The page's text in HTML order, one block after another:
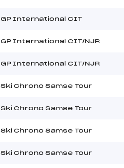
GP International CIT
GP International CIT/NJR
GP International CIT/NJR
Ski Chrono Samse Tour
Ski Chrono Samse Tour
Ski Chrono Samse Tour
Ski Chrono Samse Tour